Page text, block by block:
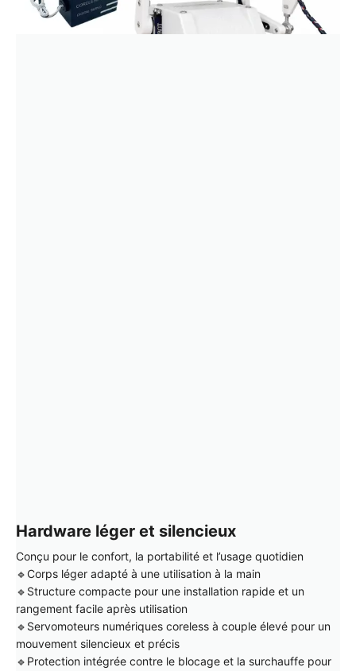
Hardware léger et silencieux
Conçu pour le confort, la portabilité et l’usage quotidien
🔹Corps léger adapté à une utilisation à la main
🔹Structure compacte pour une installation rapide et un
rangement facile après utilisation
🔹Servomoteurs numériques coreless à couple élevé pour un
mouvement silencieux et précis
🔹Protection intégrée contre le blocage et la surchauffe pour